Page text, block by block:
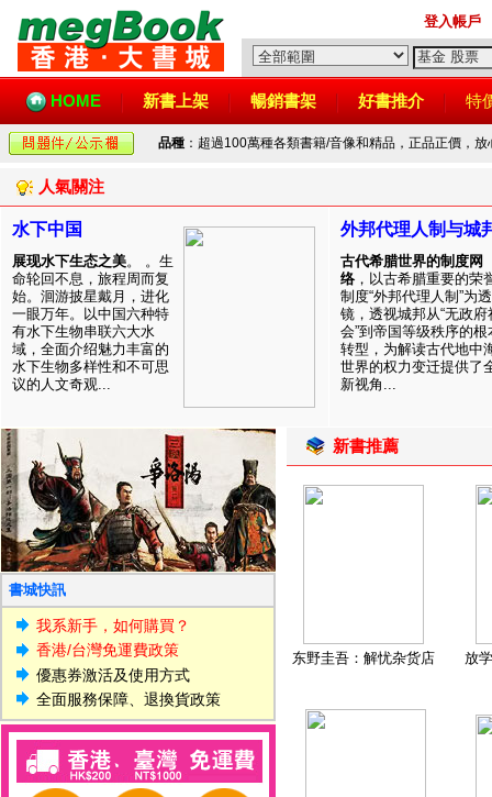
登入帳戶
HOME 新書上架 暢銷書架 好書推介 特
品種 ：超過100萬種各類書籍/音像和精品，正品正價，
人氣關注
水下中国
展现水下生态之美。 。生
命轮回不息，旅程周而复
始。洄游披星戴月，进化
一眼万年。以中国六种特
有水下生物串联六大水
域，全面介绍魅力丰富的
水下生物多样性和不可思
议的人文奇观...
外邦代理人制与城
古代希腊世界的制度网
络 ，以古希腊重要的荣
制度“外邦代理人制”为透
镜，透视城邦从“无政府
会”到帝国等级秩序的根
转型，为解读古代地中
世界的权力变迁提供了
新视角...
書城快訊
我系新手，如何購買？
香港/台灣免運費政策
優惠券激活及使用方式
全面服務保障、退換貨政策
新書推薦
东野圭吾：解忧杂货店 放